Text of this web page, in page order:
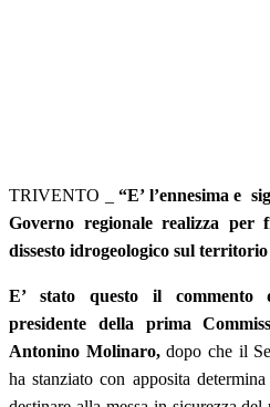
TRIVENTO _“E’ l’ennesima e
Governo regionale realizza per
dissesto idrogeologico sul
E’ stato questo il commento
presidente della prima
Antonino Molinaro,dopo che il
ha stanziato con apposita